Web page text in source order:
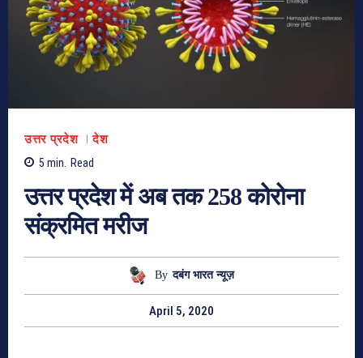
उत्तर प्रदेश
देश
5 min. Read
उत्तर प्रदेश में अब तक 258 कोरोना
संक्रमित मरीज
By दबंग भारत न्यूज़
April 5, 2020